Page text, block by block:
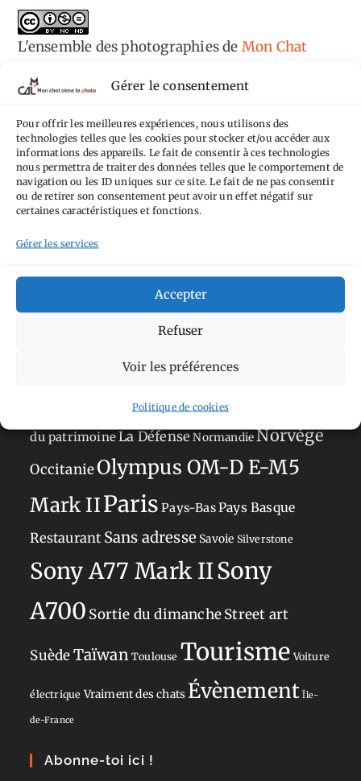
Gérer le consentement
Pour offrir les meilleures expériences, nous utilisons des
technologies telles que les cookies pour stocker et/ou accéder aux
informations des appareils. Le fait de consentir à ces technologies
nous permettra de traiter des données telles que le comportement de
navigation ou les ID uniques sur ce site. Le fait de ne pas consentir
ou de retirer son consentement peut avoir un effet négatif sur
certaines caractéristiques et fonctions.
Gérer les services
Accepter
Refuser
Voir les préférences
Politique de cookies
L'ensemble des photographiesde Mon Chat
termes de la
licence Creative Commons
Attribution - Pas d'Utilisation Commerciale -
Pas de Modification 4.0 International.
Fondé(e) sur une œuvre dehttps://mcalp.fr.
AilleursAimez-vous bordelAllemagne
CircuitDanemarkEspagne
Hauts-de-France Hébergement Japon
du patrimoineLa Défense NormandieNorvège
OccitanieOlympus OM-D E-M5
Mark IIParis Pays-BasPays Basque
Restaurant Sans adresse Savoie Silverstone
Sony A77 Mark IISony
A700 Sortie du dimancheStreet art
SuèdeTaïwan Toulouse Tourisme Voiture
électrique Vraiment des chats Évènement Île-
de-France
Abonne-toi ici !